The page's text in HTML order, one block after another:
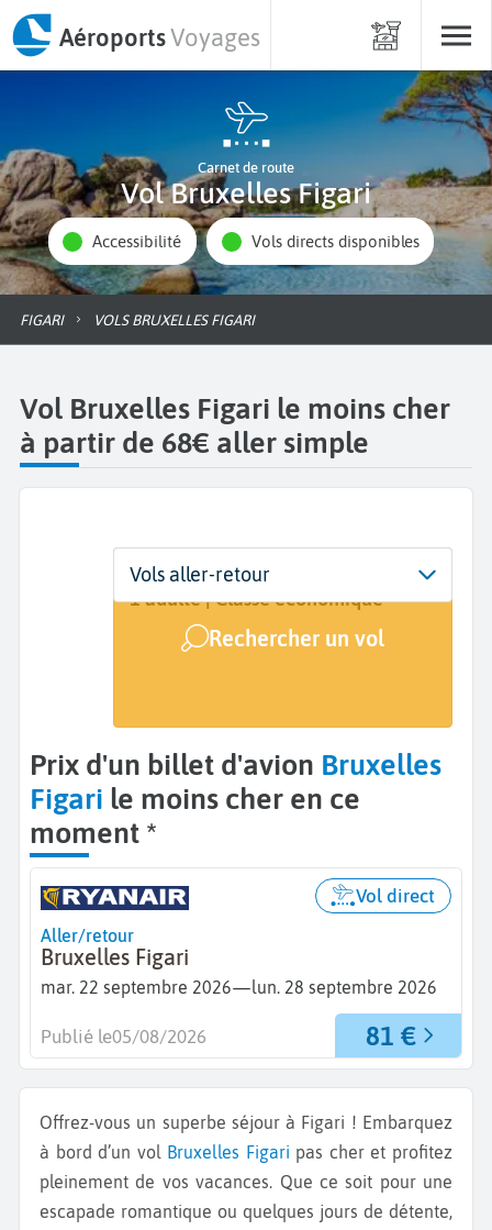
AéroportsVoyages
Carnet de route
Vol Bruxelles Figari
Accessibilité Vols directs disponibles
FIGARI VOLS BRUXELLES FIGARI
Vol Bruxelles Figari le moins cher
à partir de 68€ aller simple
Départ
Bruxelles (BRU)
Dates
Dates de votre voyage
Voyageurs | Classe
1 adulte | Classe économique
Rechercher un vol
Vols aller-retour
Prix d'un billet d'avion Bruxelles
Figari le moins cher en ce
moment *
Aller/retour
Bruxelles Figari
mar. 22 septembre 2026—lun. 28 septembre 2026
Vol direct
81 €
Publié le05/08/2026
Offrez-vous un superbe séjour à Figari ! Embarquez
à bord d’un vol Bruxelles Figari pas cher et profitez
pleinement de vos vacances. Que ce soit pour une
escapade romantique ou quelques jours de détente,